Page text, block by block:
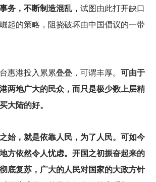
务，不断制造混乱， 试图由此打开缺口
起的策略，阻挠破坏由中国倡议的一带
惠港投入累累叠叠，可谓丰厚。 可由于
两地广大的民众，而只是极少数上层精
大陆的好。
始，就是依靠人民，为了人民。可如今
方依然令人忧虑。开国之初振奋起来的
底复苏，广大的人民对国家的大政方针